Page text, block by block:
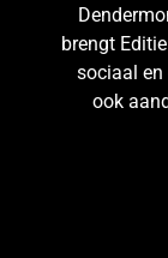
brengt
sociaal
ook